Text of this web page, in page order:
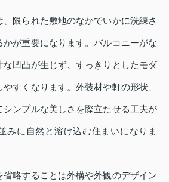
限られた敷地のなかでいかに洗練さ
かが重要になります。バルコニーがな
な凹凸が生じず、すっきりとしたモダ
すくなります。外装材や軒の形状、
シンプルな美しさを際立たせる工夫が
みに自然と溶け込む住まいになりま
省略することは外構や外観のデザイン